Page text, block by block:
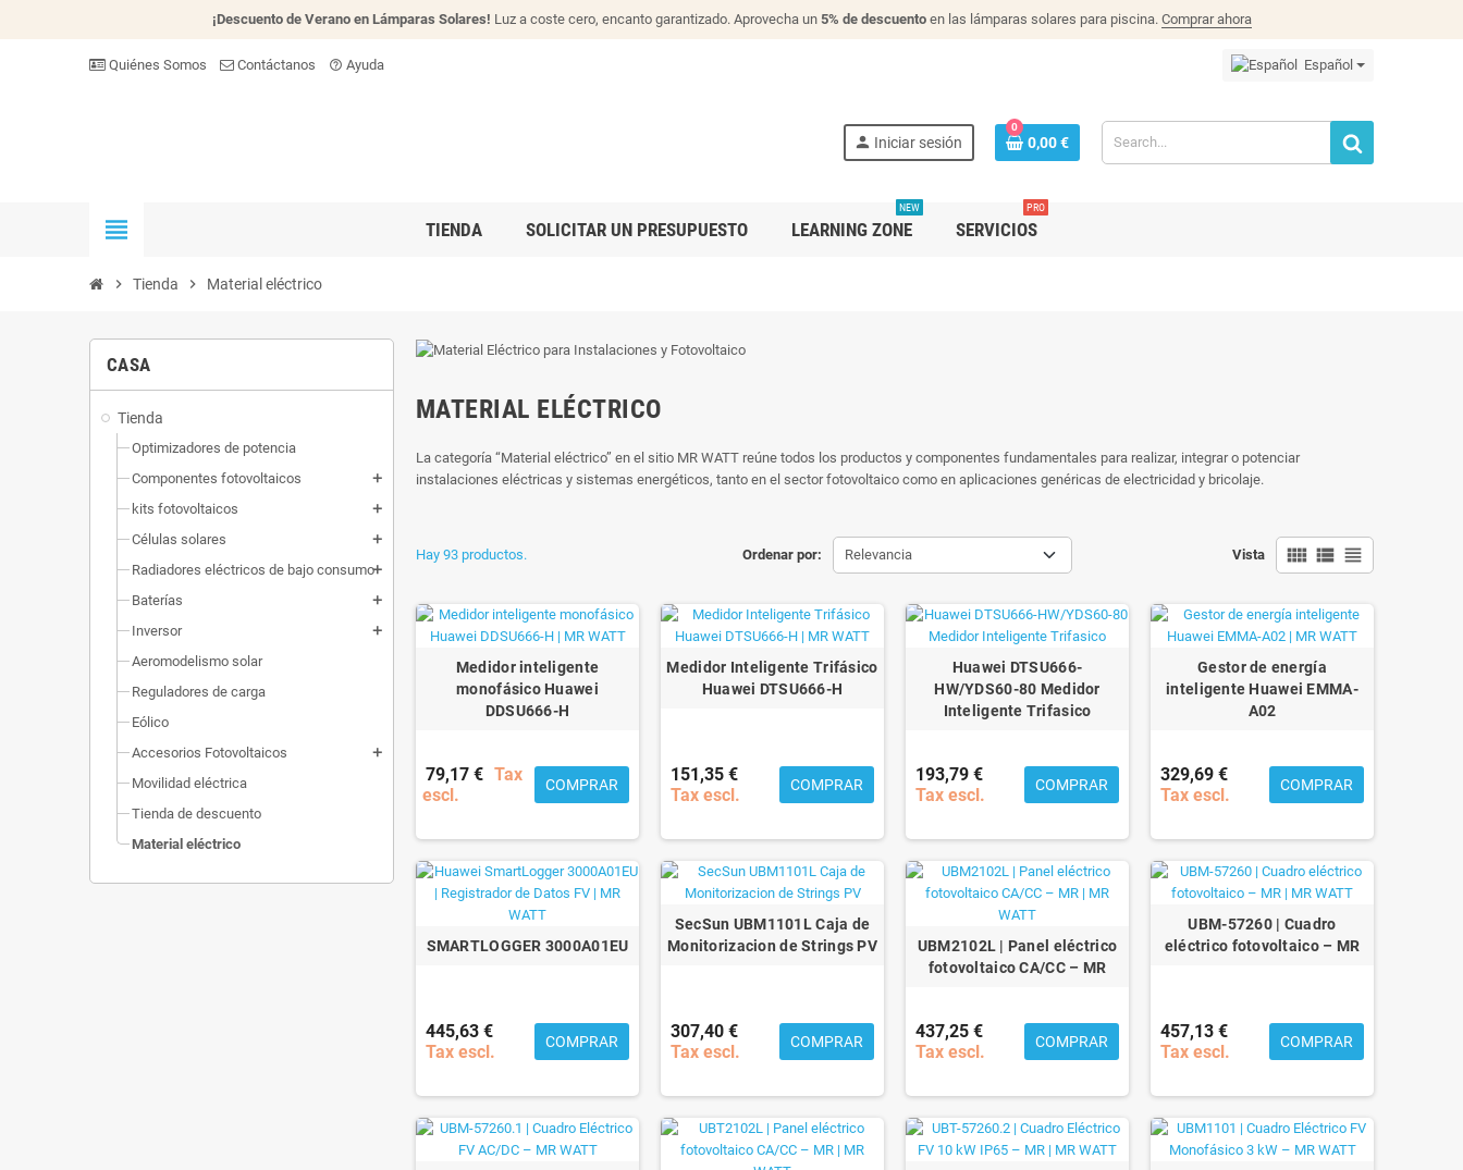
¡Descuento de Verano en Lámparas Solares! Luz a coste cero, encanto garantizado. Aprovecha un 5% de descuentoen las lámparas solares para piscina. Comprar ahora
Quiénes Somos Contáctanos help_outline Ayuda Español
person Iniciar sesión
0
0,00 €
view_headline TIENDA SOLICITAR UN PRESUPUESTO LEARNING ZONE
NEW
SERVICIOS
PRO
chevron_right Tienda chevron_right Material eléctrico
CASA
Tienda
Optimizadores de potencia
Componentes fotovoltaicos
add
kits fotovoltaicos add
Células solares add
Radiadores eléctricos de bajo consumoadd
Baterías add
Inversor add
Aeromodelismo solar
Reguladores de carga
Eólico
Accesorios Fotovoltaicos
add
Movilidad eléctrica
Tienda de descuento
Material eléctrico
MATERIAL ELÉCTRICO
La categoría “Material eléctrico” en el sitio MR WATT reúne todos los productos y componentes fundamentales para realizar, integrar o potenciar
instalaciones eléctricas y sistemas energéticos, tanto en el sector fotovoltaico como en aplicaciones genéricas de electricidad y bricolaje.
Ordenar por: Relevancia Vista view_comfy view_list view_headline
Hay 93 productos.
Medidor inteligente
monofásico Huawei
DDSU666-H
79,17 € Tax
escl.
COMPRAR
Medidor Inteligente Trifásico
Huawei DTSU666-H
151,35 €
Tax escl.
COMPRAR
Huawei DTSU666-
HW/YDS60-80 Medidor
Inteligente Trifasico
193,79 €
Tax escl.
COMPRAR
Gestor de energía
inteligente Huawei EMMA-
A02
329,69 €
Tax escl.
COMPRAR
SMARTLOGGER 3000A01EU
445,63 €
Tax escl.
COMPRAR
SecSun UBM1101L Caja de
Monitorizacion de Strings PV
307,40 €
Tax escl.
COMPRAR
UBM2102L | Panel eléctrico
fotovoltaico CA/CC – MR
437,25 €
Tax escl.
COMPRAR
UBM-57260 | Cuadro
eléctrico fotovoltaico – MR
457,13 €
Tax escl.
COMPRAR